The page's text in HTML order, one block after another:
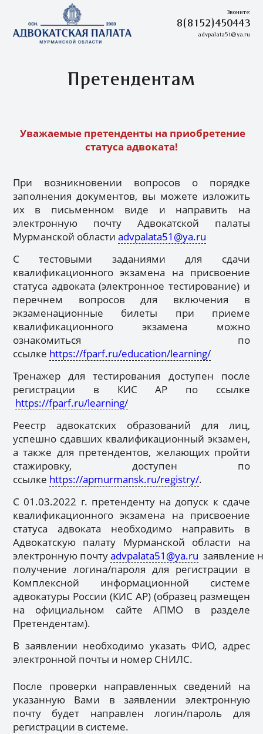
Звоните:
8(8152)450443
advpalata51@ya.ru
Претендентам
Уважаемые претенденты на приобретение
статуса адвоката!
При возникновении вопросов о порядке
заполнения документов, вы можете изложить
их в письменном виде и направить на
электронную почту Адвокатской палаты
Мурманской области advpalata51@ya.ru
С тестовыми заданиями для сдачи
квалификационного экзамена на присвоение
статуса адвоката (электронное тестирование) и
перечнем вопросов для включения в
экзаменационные билеты при приеме
квалификационного экзамена можно
ознакомиться по
ссылке https://fparf.ru/education/learning/
Тренажер для тестирования доступен после
регистрации в КИС АР по ссылке
https://fparf.ru/learning/
Реестр адвокатских образований для лиц,
успешно сдавших квалификационный экзамен,
а также для претендентов, желающих пройти
стажировку, доступен по
ссылке https://apmurmansk.ru/registry/.
С 01.03.2022 г. претенденту на допуск к сдаче
квалификационного экзамена на присвоение
статуса адвоката необходимо направить в
Адвокатскую палату Мурманской области на
электронную почтуadvpalata51@ya.ru заявление
получение логина/пароля для регистрации в
Комплексной информационной системе
адвокатуры России (КИС АР) (образец размещен
на официальном сайте АПМО в разделе
Претендентам).
В заявлении необходимо указать ФИО, адрес
электронной почты и номер СНИЛС.
После проверки направленных сведений на
указанную Вами в заявлении электронную
почту будет направлен логин/пароль для
регистрации в системе.